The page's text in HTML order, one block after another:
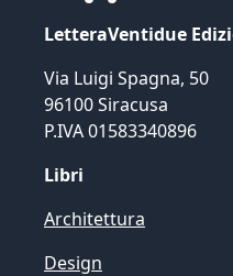
LetteraVentidue
Via Luigi Spagna, 50
96100 Siracusa
P.IVA 01583340896
Libri
Architettura
Design